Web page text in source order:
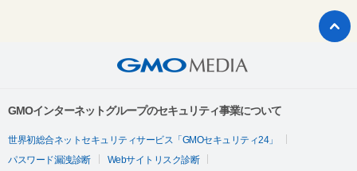
GMOインターネットグループのセキュリティ事業について
世界初総合ネットセキュリティサービス「GMOセキュリティ24」
パスワード漏洩診断
Webサイトリスク診断